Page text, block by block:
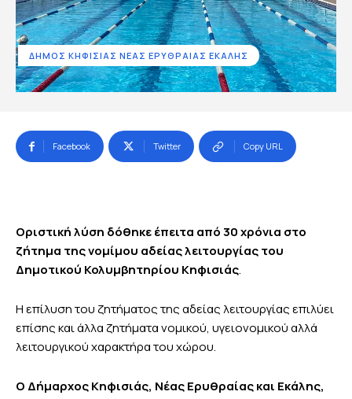
ΔΗΜΟΣ ΚΗΦΙΣΙΑΣ ΝΕΑΣ ΕΡΥΘΡΑΙΑΣ ΕΚΑΛΗΣ
Facebook Twitter Copy URL
Οριστική λύση δόθηκε έπειτα από 30 χρόνια στο
ζήτημα της νομίμου αδείας λειτουργίας του
Δημοτικού Κολυμβητηρίου Κηφισιάς.
Η επίλυση του ζητήματος της αδείας λειτουργίας επιλύει
επίσης και άλλα ζητήματα νομικού, υγειονομικού αλλά
λειτουργικού χαρακτήρα του χώρου.
Ο Δήμαρχος Κηφισιάς, Νέας Ερυθραίας και Εκάλης,